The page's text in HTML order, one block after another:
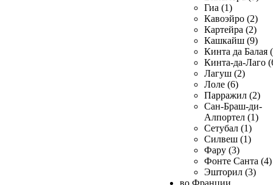
Гиа (1)
Кавоэйро (2)
Картейра (2)
Кашкайш (9)
Кинта да Балая
Кинта-да-Лаго
Лагуш (2)
Лоле (6)
Парражил (2)
Сан-Браш-ди-
Алпортел (1)
Сетубал (1)
Силвеш (1)
Фару (3)
Фонте Санта (4)
Эшторил (3)
во Франции